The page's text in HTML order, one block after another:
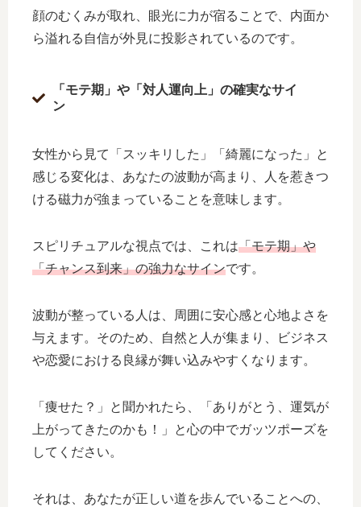
顔のむくみが取れ、眼光に力が宿ることで、内面か
ら溢れる自信が外見に投影されているのです。
「モテ期」や「対人運向上」の確実なサイ
ン
女性から見て「スッキリした」「綺麗になった」と
感じる変化は、あなたの波動が高まり、人を惹きつ
ける磁力が強まっていることを意味します。
スピリチュアルな視点では、これは「モテ期」や
「チャンス到来」の強力なサインです。
波動が整っている人は、周囲に安心感と心地よさを
与えます。そのため、自然と人が集まり、ビジネス
や恋愛における良縁が舞い込みやすくなります。
「痩せた？」と聞かれたら、「ありがとう、運気が
上がってきたのかも！」と心の中でガッツポーズを
してください。
それは、あなたが正しい道を歩んでいることへの、